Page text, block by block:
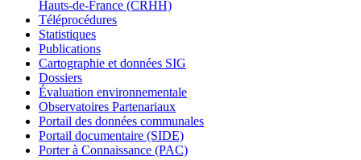
Hauts-de-France (CRHH)
Téléprocédures
Statistiques
Publications
Cartographie et données SIG
Dossiers
Évaluation environnementale
Observatoires Partenariaux
Portail des données communales
Portail documentaire (SIDE)
Porter à Connaissance (PAC)